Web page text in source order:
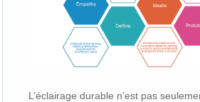
L’éclairage durable n’est pas